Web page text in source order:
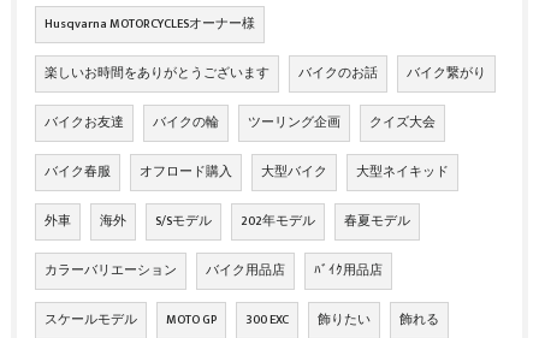
Husqvarna MOTORCYCLESオーナー様
楽しいお時間をありがとうございます バイクのお話 バイク繋がり
バイクお友達 バイクの輪 ツーリング企画 クイズ大会
バイク春服 オフロード購入 大型バイク 大型ネイキッド
外車 海外 S/Sモデル 202年モデル 春夏モデル
カラーバリエーション バイク用品店 ﾊﾞｲｸ用品店
スケールモデル MOTO GP 300 EXC 飾りたい 飾れる